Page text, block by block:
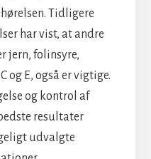
Tidligere
har vist, at andre
jern, folinsyre,
og E, også er vigtige.
og kontrol af
resultater
udvalgte